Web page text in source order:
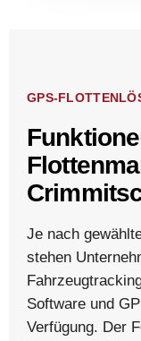
GPS-
Je nach
stehen
Software und
Verfügung. Der